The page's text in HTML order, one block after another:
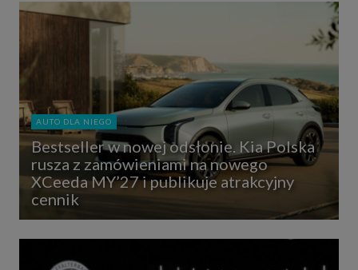
AUTO DLA NIEGO
Bestseller w nowej odsłonie. Kia Polska
rusza z zamówieniami na nowego
XCeeda MY’27 i publikuje atrakcyjny
cennik